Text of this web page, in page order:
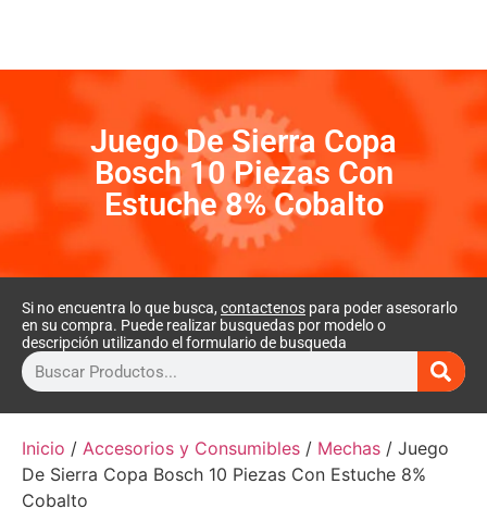
Juego De Sierra Copa
Bosch 10 Piezas Con
Estuche 8% Cobalto
Si no encuentra lo que busca, contactenos para poder asesorarlo
en su compra. Puede realizar busquedas por modelo o
descripción utilizando el formulario de busqueda
Inicio / Accesorios y Consumibles / Mechas / Juego
De Sierra Copa Bosch 10 Piezas Con Estuche 8%
Cobalto